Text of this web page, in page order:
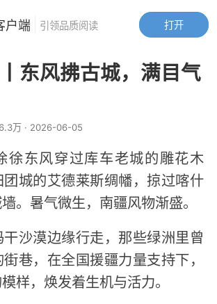
东风拂古城，满目气
万· 2026-06-05
徐东风穿过库车老城的雕花木
城的艾德莱斯绸幡，掠过喀什
。暑气微生，南疆风物渐盛。
沙漠边缘行走，那些绿洲里曾
巷，在全国援疆力量支持下，
样，焕发着生机与活力。
打开
户端 引领品质阅读